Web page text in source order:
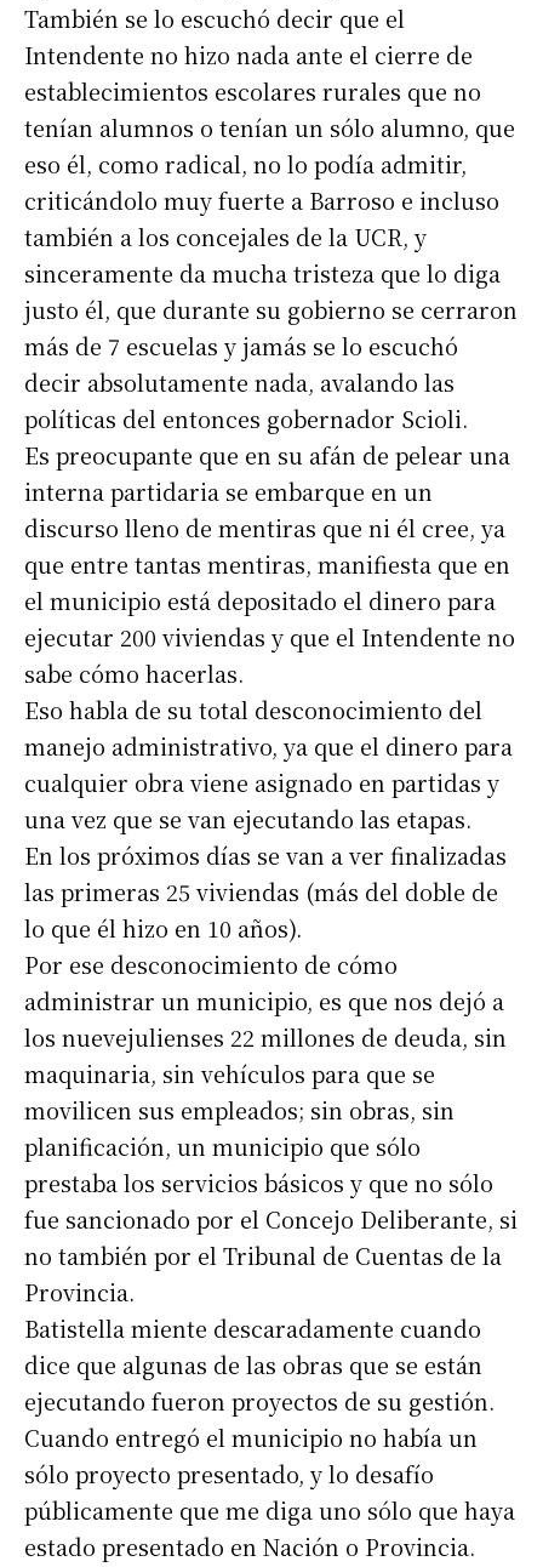
También se lo escuchó decir que el
Intendente no hizo nada ante el cierre de
establecimientos escolares rurales que no
tenían alumnos o tenían un sólo alumno, que
eso él, como radical, no lo podía admitir,
criticándolo muy fuerte a Barroso e incluso
también a los concejales de la UCR, y
sinceramente da mucha tristeza que lo diga
justo él, que durante su gobierno se cerraron
más de 7 escuelas y jamás se lo escuchó
decir absolutamente nada, avalando las
políticas del entonces gobernador Scioli.
Es preocupante que en su afán de pelear una
interna partidaria se embarque en un
discurso lleno de mentiras que ni él cree, ya
que entre tantas mentiras, manifiesta que en
el municipio está depositado el dinero para
ejecutar 200 viviendas y que el Intendente no
sabe cómo hacerlas.
Eso habla de su total desconocimiento del
manejo administrativo, ya que el dinero para
cualquier obra viene asignado en partidas y
una vez que se van ejecutando las etapas.
En los próximos días se van a ver finalizadas
las primeras 25 viviendas (más del doble de
lo que él hizo en 10 años).
Por ese desconocimiento de cómo
administrar un municipio, es que nos dejó a
los nuevejulienses 22 millones de deuda, sin
maquinaria, sin vehículos para que se
movilicen sus empleados; sin obras, sin
planificación, un municipio que sólo
prestaba los servicios básicos y que no sólo
fue sancionado por el Concejo Deliberante, si
no también por el Tribunal de Cuentas de la
Provincia.
Batistella miente descaradamente cuando
dice que algunas de las obras que se están
ejecutando fueron proyectos de su gestión.
Cuando entregó el municipio no había un
sólo proyecto presentado, y lo desafío
públicamente que me diga uno sólo que haya
estado presentado en Nación o Provincia.